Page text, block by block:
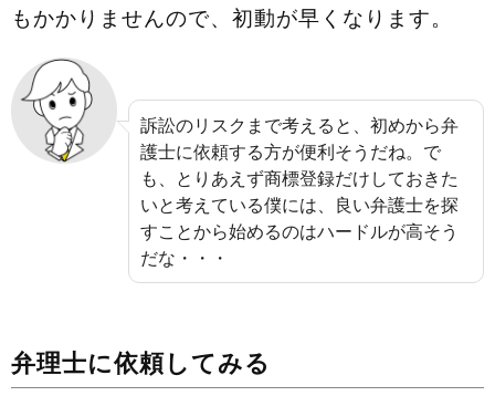
もかかりませんので、初動が早くなります。
訴訟のリスクまで考えると、初めから弁
護士に依頼する方が便利そうだね。で
も、とりあえず商標登録だけしておきた
いと考えている僕には、良い弁護士を探
すことから始めるのはハードルが高そう
だな・・・
弁理士に依頼してみる